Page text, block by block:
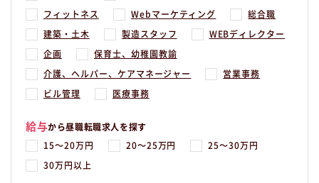
フィットネス Webマーケティング 総合職
建築・土木 製造スタッフ WEBディレクター
企画 保育士、幼稚園教諭
介護、ヘルパー、ケアマネージャー 営業事務
ビル管理 医療事務
給与から昼職転職求人を探す
15〜20万円 20〜25万円 25〜30万円
30万円以上